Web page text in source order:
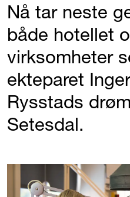
Nå tar neste
både hotellet
virksomheter
ekteparet
Rysstads
Setesdal.